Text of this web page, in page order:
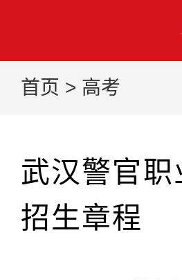
首页 > 高考
武汉警官
招生章程